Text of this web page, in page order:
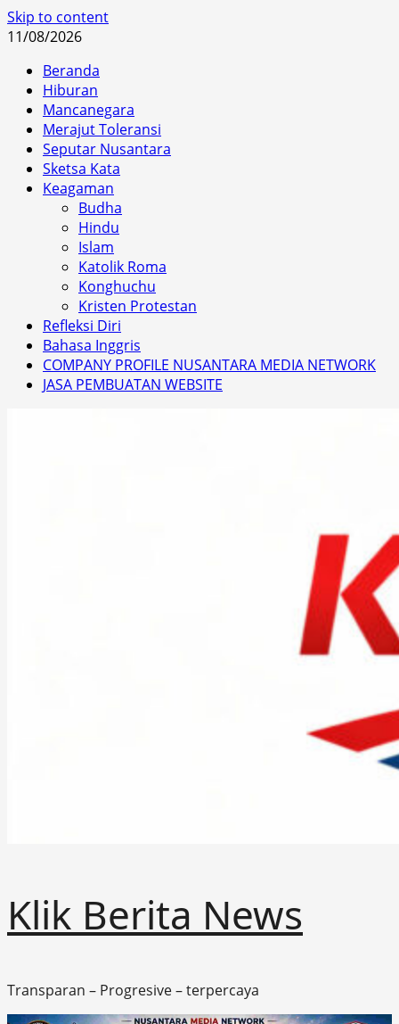
Skip to content
11/08/2026
Beranda
Hiburan
Mancanegara
Merajut Toleransi
Seputar Nusantara
Sketsa Kata
Keagaman
Budha
Hindu
Islam
Katolik Roma
Konghuchu
Kristen Protestan
Refleksi Diri
Bahasa Inggris
COMPANY PROFILE NUSANTARA MEDIA NETWORK
JASA PEMBUATAN WEBSITE
Klik Berita News
Transparan – Progresive – terpercaya